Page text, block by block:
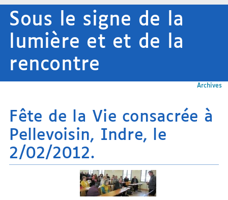
Sous le signe de la
lumière et et de la
rencontre
Archives
Fête de la Vie consacrée à
Pellevoisin, Indre, le
2/02/2012.